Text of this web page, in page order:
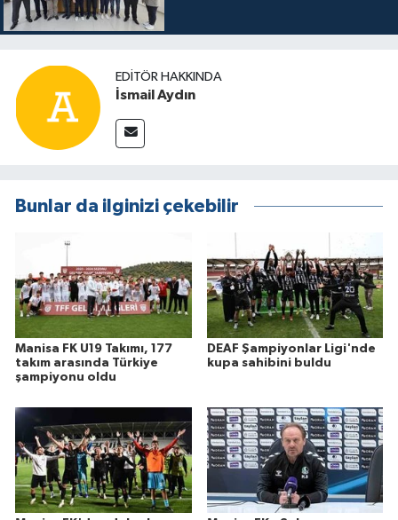
EDITÖR HAKKINDA
İsmail Aydın
Bunlar da ilginizi çekebilir
Manisa FK U19 Takımı, 177
takım arasında Türkiye
şampiyonu oldu
DEAF Şampiyonlar Ligi'nde
kupa sahibini buldu